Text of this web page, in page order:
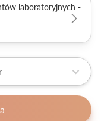
laboratoryjnych -